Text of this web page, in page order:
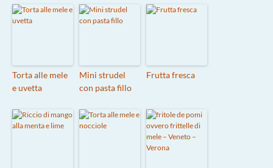
Torta alle mele
e uvetta
Mini strudel
con pasta fillo
Frutta fresca